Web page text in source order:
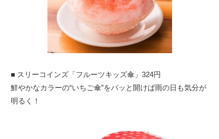
■ スリーコインズ「フルーツキッズ傘」324円
鮮やかなカラーの“いちご傘”をパッと開けば雨の日も気分が
明るく！